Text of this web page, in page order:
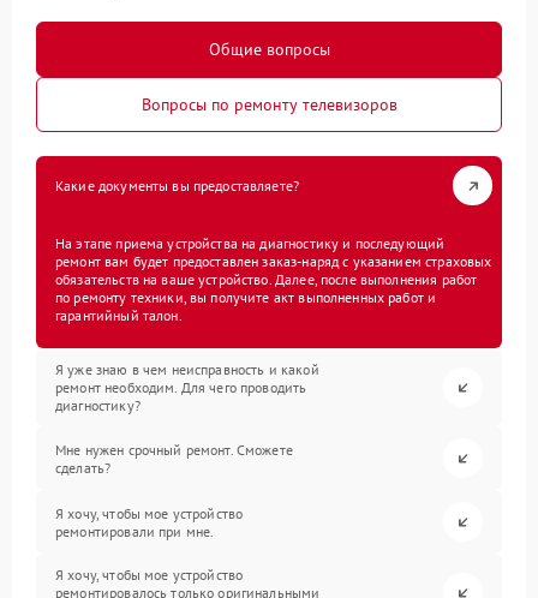
Общие вопросы
Вопросы по ремонту телевизоров
Какие документы вы предоставляете?
На этапе приема устройства на диагностику и последующий
ремонт вам будет предоставлен заказ-наряд с указанием страховых
обязательств на ваше устройство. Далее, после выполнения работ
по ремонту техники, вы получите акт выполненных работ и
гарантийный талон.
Я уже знаю в чем неисправность и какой
ремонт необходим. Для чего проводить
диагностику?
Мне нужен срочный ремонт. Сможете
сделать?
Я хочу, чтобы мое устройство
ремонтировали при мне.
Я хочу, чтобы мое устройство
ремонтировалось только оригинальными